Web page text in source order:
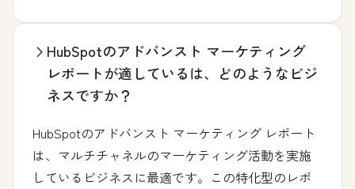
HubSpotのアドバンスト マーケティング
レポートが適しているは、どのようなビジ
ネスですか？
HubSpotのアドバンスト マーケティング レポート
は、マルチチャネルのマーケティング活動を実施
しているビジネスに最適です。この特化型のレポ